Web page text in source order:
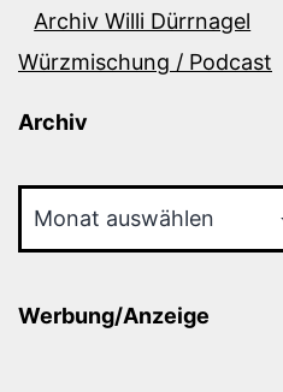
Archiv Willi Dürrnagel
Würzmischung / Podcast
Archiv
Werbung/Anzeige